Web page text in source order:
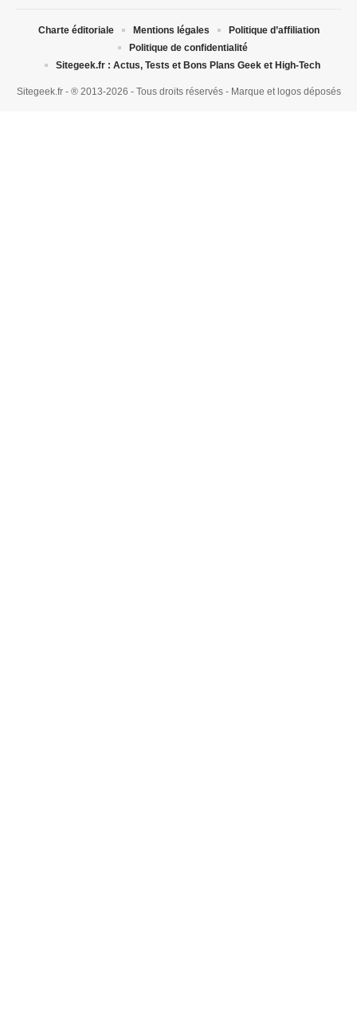
Sitegeek.fr - ® 2013-2026 - Tous droits réservés - Marque et logos déposés
Charte éditoriale Mentions légales
Politique d’affiliation
Politique de confidentialité
Sitegeek.fr : Actus, Tests et Bons Plans Geek et High-Tech